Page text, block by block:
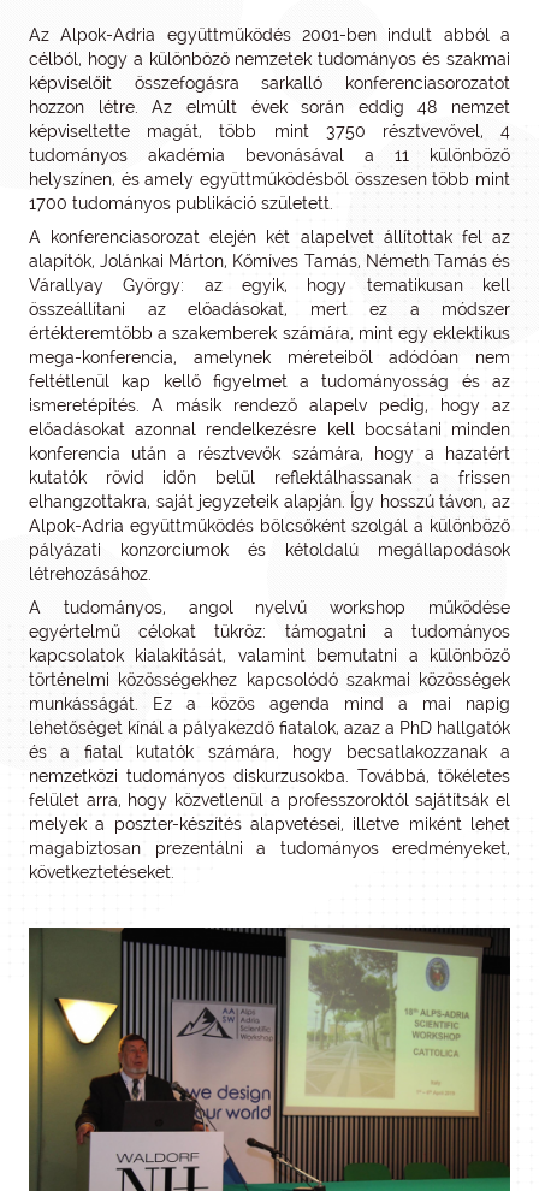
Az Alpok-Adria együttműködés 2001-ben indult abból a
célból, hogy a különböző nemzetek tudományos és szakmai
képviselőit összefogásra sarkalló konferenciasorozatot
hozzon létre. Az elmúlt évek során eddig 48 nemzet
képviseltette magát, több mint 3750 résztvevővel, 4
tudományos akadémia bevonásával a 11 különböző
helyszínen, és amely együttműködésből összesen több mint
1700 tudományos publikáció született.
A konferenciasorozat elején két alapelvet állítottak fel az
alapítók, Jolánkai Márton, Kőmíves Tamás, Németh Tamás és
Várallyay György: az egyik, hogy tematikusan kell
összeállítani az előadásokat, mert ez a módszer
értékteremtőbb a szakemberek számára, mint egy eklektikus
mega-konferencia, amelynek méreteiből adódóan nem
feltétlenül kap kellő figyelmet a tudományosság és az
ismeretépítés. A másik rendező alapelv pedig, hogy az
előadásokat azonnal rendelkezésre kell bocsátani minden
konferencia után a résztvevők számára, hogy a hazatért
kutatók rövid időn belül reflektálhassanak a frissen
elhangzottakra, saját jegyzeteik alapján. Így hosszú távon, az
Alpok-Adria együttműködés bölcsőként szolgál a különböző
pályázati konzorciumok és kétoldalú megállapodások
létrehozásához.
A tudományos, angol nyelvű workshop működése
egyértelmű célokat tükröz: támogatni a tudományos
kapcsolatok kialakítását, valamint bemutatni a különböző
történelmi közösségekhez kapcsolódó szakmai közösségek
munkásságát. Ez a közös agenda mind a mai napig
lehetőséget kínál a pályakezdő fiatalok, azaz a PhD hallgatók
és a fiatal kutatók számára, hogy becsatlakozzanak a
nemzetközi tudományos diskurzusokba. Továbbá, tökéletes
felület arra, hogy közvetlenül a professzoroktól sajátítsák el
melyek a poszter-készítés alapvetései, illetve miként lehet
magabiztosan prezentálni a tudományos eredményeket,
következtetéseket.